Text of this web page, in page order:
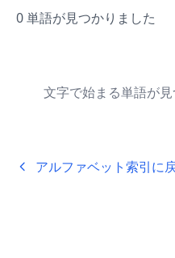
0 単語が見つかりました
文字で始まる単語が
アルファベット索引に